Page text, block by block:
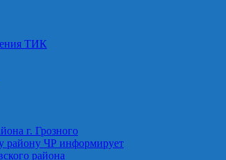
ТИК
г. Грозного
району ЧР информирует
района